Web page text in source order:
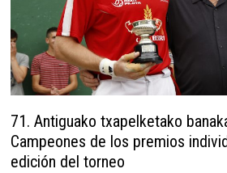
71. Antiguako txapelketako
Campeones de los premios
edición del torneo